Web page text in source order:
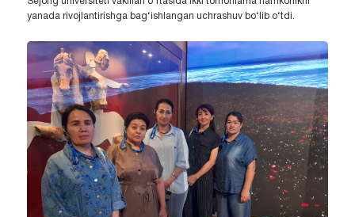
yanada rivojlantirishga bag‘ishlangan uchrashuv bo‘lib o‘tdi.